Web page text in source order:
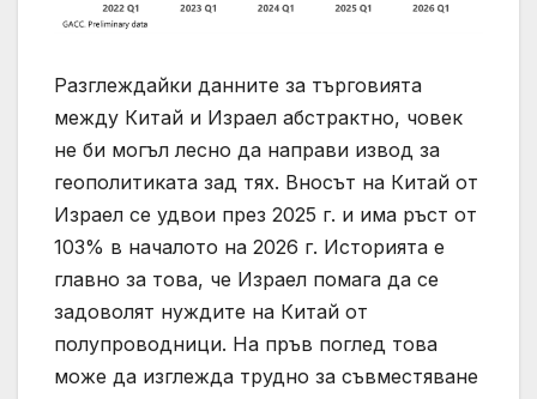
Разглеждайки данните за търговията
между Китай и Израел абстрактно, човек
не би могъл лесно да направи извод за
геополитиката зад тях. Вносът на Китай от
Израел се удвои през 2025 г. и има ръст от
103% в началото на 2026 г. Историята е
главно за това, че Израел помага да се
задоволят нуждите на Китай от
полупроводници. На пръв поглед това
може да изглежда трудно за съвместяване